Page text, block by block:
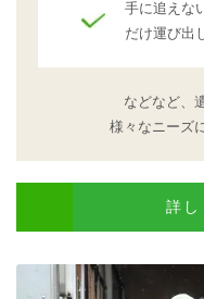
手に追えな
だけ運び出
などなど、
様々なニーズ
詳し